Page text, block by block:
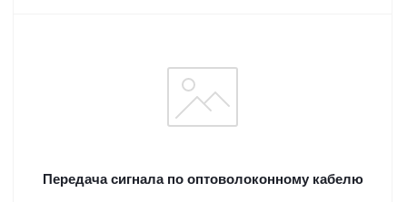
Передача сигнала по оптоволоконному кабелю